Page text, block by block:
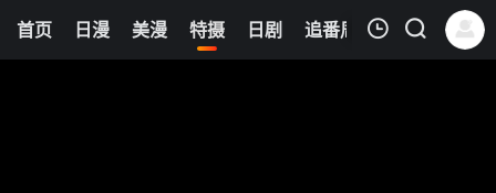
首页 日漫 美漫 特摄 日剧 追番周表 今日更新
6